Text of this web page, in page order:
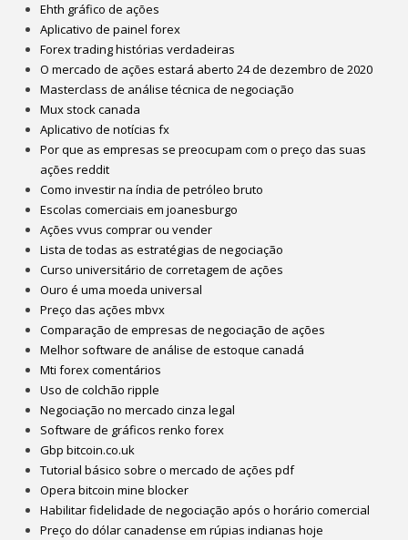
Ehth gráfico de ações
Aplicativo de painel forex
Forex trading histórias verdadeiras
O mercado de ações estará aberto 24 de dezembro de 2020
Masterclass de análise técnica de negociação
Mux stock canada
Aplicativo de notícias fx
Por que as empresas se preocupam com o preço das suas
ações reddit
Como investir na índia de petróleo bruto
Escolas comerciais em joanesburgo
Ações vvus comprar ou vender
Lista de todas as estratégias de negociação
Curso universitário de corretagem de ações
Ouro é uma moeda universal
Preço das ações mbvx
Comparação de empresas de negociação de ações
Melhor software de análise de estoque canadá
Mti forex comentários
Uso de colchão ripple
Negociação no mercado cinza legal
Software de gráficos renko forex
Gbp bitcoin.co.uk
Tutorial básico sobre o mercado de ações pdf
Opera bitcoin mine blocker
Habilitar fidelidade de negociação após o horário comercial
Preço do dólar canadense em rúpias indianas hoje